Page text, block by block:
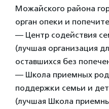
Можайского района
орган опеки и
— Центр содействия
(лучшая организация
оставшихся без
— Школа приемных
поддержки семьи и
(лучшая Школа